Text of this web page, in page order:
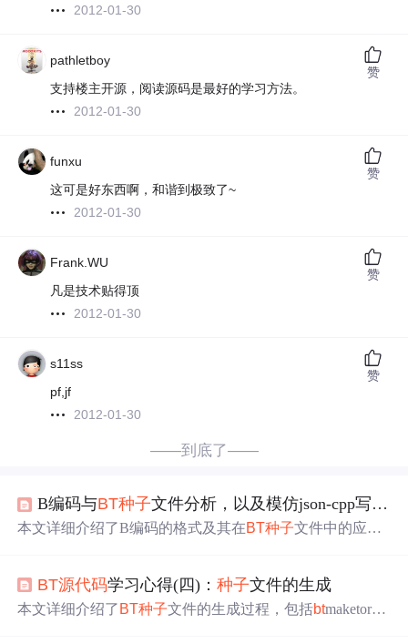
2012-01-30
pathletboy
支持楼主开源，阅读源码是最好的学习方法。
2012-01-30
赞
funxu
这可是好东西啊，和谐到极致了~
2012-01-30
赞
Frank.WU
凡是技术贴得顶
2012-01-30
赞
s11ss
pf,jf
2012-01-30
赞
——到底了——
B编码与BT种子文件分析，以及模仿json-cpp写一个B编码
本文详细介绍了B编码的格式及其在BT种子文件中的应
讨了其内部结构。接着，通过对JSON-CPP库的设计分析，
特别是Json::Value类和迭代器的实现，为设计B编码解析器
BT源代码学习心得(四)：种子文件的生成
本文详细介绍了 BT种子文件的生成过程，包括btmaketorren